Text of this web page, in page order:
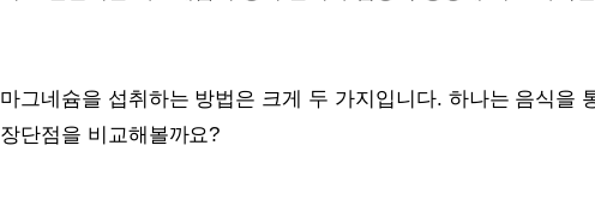
마그네슘을 섭취하는 방법은 크게 두 가지입니다. 하나는 음식을
장단점을 비교해볼까요?